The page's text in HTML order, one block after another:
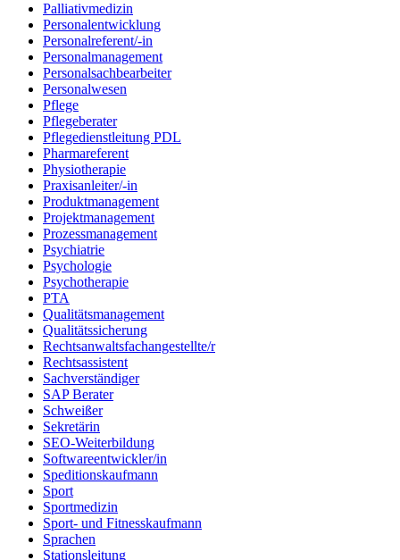
Palliativmedizin
Personalentwicklung
Personalreferent/-in
Personalmanagement
Personalsachbearbeiter
Personalwesen
Pflege
Pflegeberater
Pflegedienstleitung PDL
Pharmareferent
Physiotherapie
Praxisanleiter/-in
Produktmanagement
Projektmanagement
Prozessmanagement
Psychiatrie
Psychologie
Psychotherapie
PTA
Qualitätsmanagement
Qualitätssicherung
Rechtsanwaltsfachangestellte/r
Rechtsassistent
Sachverständiger
SAP Berater
Schweißer
Sekretärin
SEO-Weiterbildung
Softwareentwickler/in
Speditionskaufmann
Sport
Sportmedizin
Sport- und Fitnesskaufmann
Sprachen
Stationsleitung